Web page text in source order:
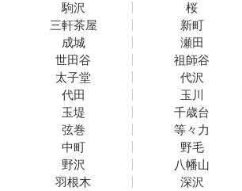
駒沢
桜
三軒茶屋
新町
成城
瀬田
世田谷
祖師谷
太子堂
代沢
代田
玉川
玉堤
千歳台
弦巻
等々力
中町
野毛
野沢
八幡山
羽根木
深沢